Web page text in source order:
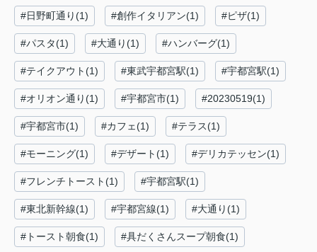
#日野町通り(1) #創作イタリアン(1) #ピザ(1)
#パスタ(1) #大通り(1) #ハンバーグ(1)
#テイクアウト(1) #東武宇都宮駅(1) #宇都宮駅(1)
#オリオン通り(1) #宇都宮市(1) #20230519(1)
#宇都宮市(1) #カフェ(1) #テラス(1)
#モーニング(1) #デザート(1) #デリカテッセン(1)
#フレンチトースト(1) #宇都宮駅(1)
#東北新幹線(1) #宇都宮線(1) #大通り(1)
#トースト朝食(1) #具だくさんスープ朝食(1)